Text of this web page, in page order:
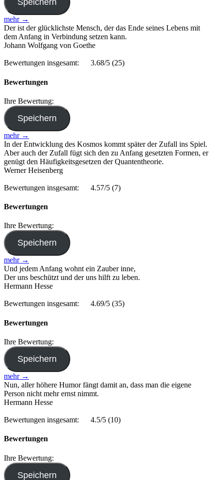
mehr →
Der ist der glücklichste Mensch, der das Ende seines Lebens mit
dem Anfang in Verbindung setzen kann.
Johann Wolfgang von Goethe
Bewertungen insgesamt: 3.68/5 (25)
Bewertungen
Ihre Bewertung:
mehr →
In der Entwicklung des Kosmos kommt später der Zufall ins Spiel.
Aber auch der Zufall fügt sich den zu Anfang gesetzten Formen, er
genügt den Häufigkeitsgesetzen der Quantentheorie.
Werner Heisenberg
Bewertungen insgesamt: 4.57/5 (7)
Bewertungen
Ihre Bewertung:
mehr →
Und jedem Anfang wohnt ein Zauber inne,
Der uns beschützt und der uns hilft zu leben.
Hermann Hesse
Bewertungen insgesamt: 4.69/5 (35)
Bewertungen
Ihre Bewertung:
mehr →
Nun, aller höhere Humor fängt damit an, dass man die eigene
Person nicht mehr ernst nimmt.
Hermann Hesse
Bewertungen insgesamt: 4.5/5 (10)
Bewertungen
Ihre Bewertung: